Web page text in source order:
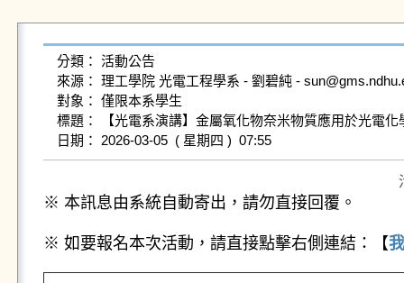
分類： 活動公告
來源： 理工學院 光電工程學系 - 劉碧純 -
對象： 僅限本系學生
標題： 【光電系演講】金屬氧化物奈米物質應用於光電化
日期： 2026-03-05  ( 星期四 )  07:55
※ 本訊息由系統自動寄出，請勿直接回覆。
※ 如要報名本次活動，請直接點擊右側連結：【